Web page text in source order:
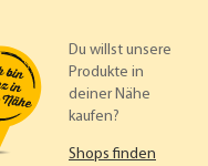
Du willst unsere
Produkte in
deiner Nähe
kaufen?
Shops finden